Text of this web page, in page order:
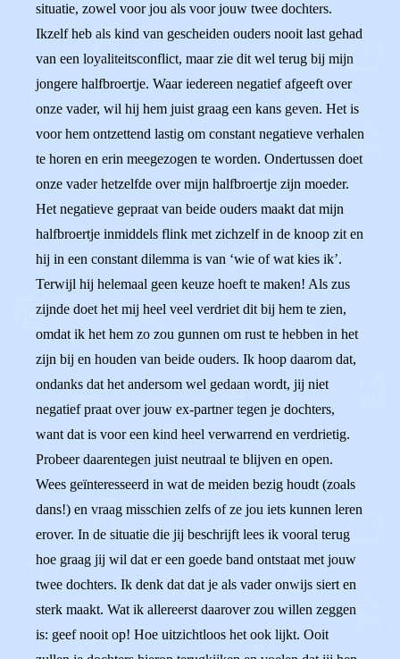
situatie, zowel voor jou als voor jouw twee dochters.
Ikzelf heb als kind van gescheiden ouders nooit last gehad
van een loyaliteitsconflict, maar zie dit wel terug bij mijn
jongere halfbroertje. Waar iedereen negatief afgeeft over
onze vader, wil hij hem juist graag een kans geven. Het is
voor hem ontzettend lastig om constant negatieve verhalen
te horen en erin meegezogen te worden. Ondertussen doet
onze vader hetzelfde over mijn halfbroertje zijn moeder.
Het negatieve gepraat van beide ouders maakt dat mijn
halfbroertje inmiddels flink met zichzelf in de knoop zit en
hij in een constant dilemma is van ‘wie of wat kies ik’.
Terwijl hij helemaal geen keuze hoeft te maken! Als zus
zijnde doet het mij heel veel verdriet dit bij hem te zien,
omdat ik het hem zo zou gunnen om rust te hebben in het
zijn bij en houden van beide ouders. Ik hoop daarom dat,
ondanks dat het andersom wel gedaan wordt, jij niet
negatief praat over jouw ex-partner tegen je dochters,
want dat is voor een kind heel verwarrend en verdrietig.
Probeer daarentegen juist neutraal te blijven en open.
Wees geïnteresseerd in wat de meiden bezig houdt (zoals
dans!) en vraag misschien zelfs of ze jou iets kunnen leren
erover. In de situatie die jij beschrijft lees ik vooral terug
hoe graag jij wil dat er een goede band ontstaat met jouw
twee dochters. Ik denk dat dat je als vader onwijs siert en
sterk maakt. Wat ik allereerst daarover zou willen zeggen
is: geef nooit op! Hoe uitzichtloos het ook lijkt. Ooit